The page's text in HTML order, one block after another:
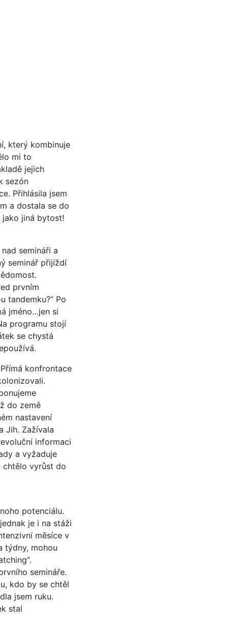
který kombinuje
mi to
jejich
sezón
Přihlásila jsem
a dostala se do
jako jiná bytost!
semináři a
seminář přijíždí
prvním
tandemku?“ Po
jméno…jen si
programu stojí
se chystá
konfrontace
do země
nastavení
Jih. Zažívala
informaci
a vyžaduje
chtělo vyrůst do
potenciálu.
je i na stáži
měsíce v
týdny, mohou
semináře.
kdo by se chtěl
jsem ruku.
stal